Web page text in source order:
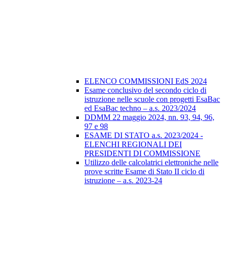
ELENCO COMMISSIONI EdS 2024
Esame conclusivo del secondo ciclo di
istruzione nelle scuole con progetti EsaBac
ed EsaBac techno – a.s. 2023/2024
DDMM 22 maggio 2024, nn. 93, 94, 96,
97 e 98
ESAME DI STATO a.s. 2023/2024 -
ELENCHI REGIONALI DEI
PRESIDENTI DI COMMISSIONE
Utilizzo delle calcolatrici elettroniche nelle
prove scritte Esame di Stato II ciclo di
istruzione – a.s. 2023-24